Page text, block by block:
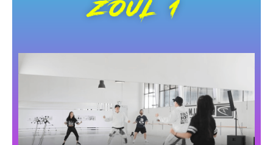
ZOUL 1